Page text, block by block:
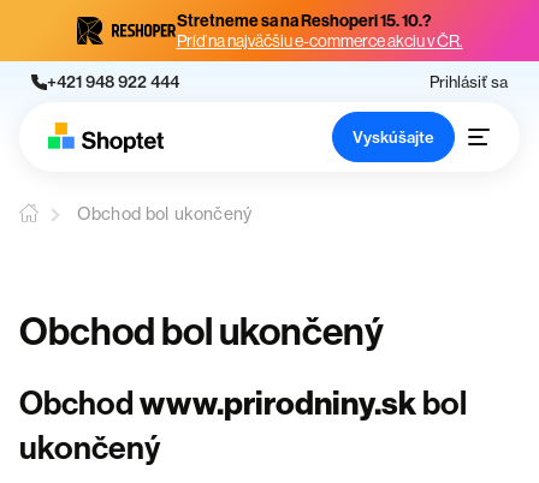
Stretneme sa na Reshoperi 15. 10.?
Príď na najväčšiu e-commerce akciu v ČR.
+421 948 922 444 Prihlásiť sa
Vyskúšajte
Obchod bol ukončený
Obchod bol ukončený
Obchodwww.prirodniny.skbol
ukončený